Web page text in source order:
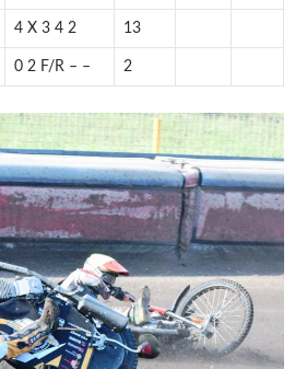
4 X 3 4 2 13
0 2 F/R – – 2